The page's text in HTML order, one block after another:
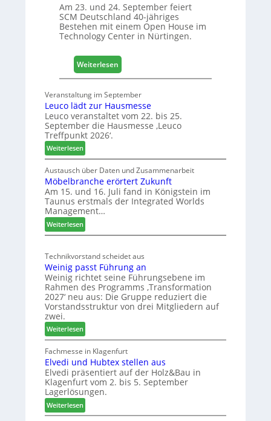
+
H
o
z
2
2
8
Am 23. und 24. September feiert
SCM Deutschland 40-jähriges
Bestehen mit einem Open House im
Technology Center in Nürtingen.
Weiterlesen
4
J
a
h
C
M
D
e
s
h
l
a
n
d
Veranstaltung im September
Leuco lädt zur Hausmesse
Leuco veranstaltet vom 22. bis 25.
September die Hausmesse ‚Leuco
Treffpunkt 2026‘.
Weiterlesen:
L
e
u
c
o
l
ä
d
z
u
r
H
a
u
s
m
e
s
s
e
Austausch über Daten und Zusammenarbeit
Möbelbranche erörtert Zukunft
Am 15. und 16. Juli fand in Königstein im
Taunus erstmals der Integrated Worlds
Management…
Weiterlesen:
M
b
e
l
b
a
n
c
h
e
e
r
ö
r
t
Technikvorstand scheidet aus
Weinig passt Führung an
Weinig richtet seine Führungsebene im
Rahmen des Programms ‚Transformation
2027‘ neu aus: Die Gruppe reduziert die
Vorstandsstruktur von drei Mitgliedern auf
zwei.
Weiterlesen:
W
e
i
n
i
g
p
a
Fachmesse in Klagenfurt
Elvedi und Hubtex stellen aus
Elvedi präsentiert auf der Holz&Bau in
Klagenfurt vom 2. bis 5. September
Lagerlösungen.
Weiterlesen:
E